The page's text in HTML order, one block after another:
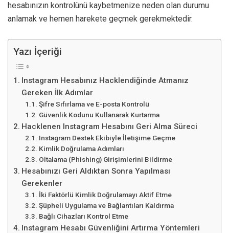
hesabınızın kontrolünü kaybetmenize neden olan durumu
anlamak ve hemen harekete geçmek gerekmektedir.
Yazı İçeriği
Instagram Hesabınız Hacklendiğinde Atmanız
Gereken İlk Adımlar
Şifre Sıfırlama ve E-posta Kontrolü
Güvenlik Kodunu Kullanarak Kurtarma
Hacklenen Instagram Hesabını Geri Alma Süreci
Instagram Destek Ekibiyle İletişime Geçme
Kimlik Doğrulama Adımları
Oltalama (Phishing) Girişimlerini Bildirme
Hesabınızı Geri Aldıktan Sonra Yapılması
Gerekenler
İki Faktörlü Kimlik Doğrulamayı Aktif Etme
Şüpheli Uygulama ve Bağlantıları Kaldırma
Bağlı Cihazları Kontrol Etme
Instagram Hesabı Güvenliğini Artırma Yöntemleri